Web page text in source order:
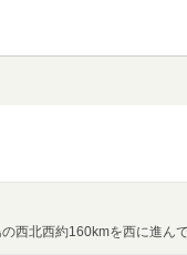
西北西約160kmを西に進ん